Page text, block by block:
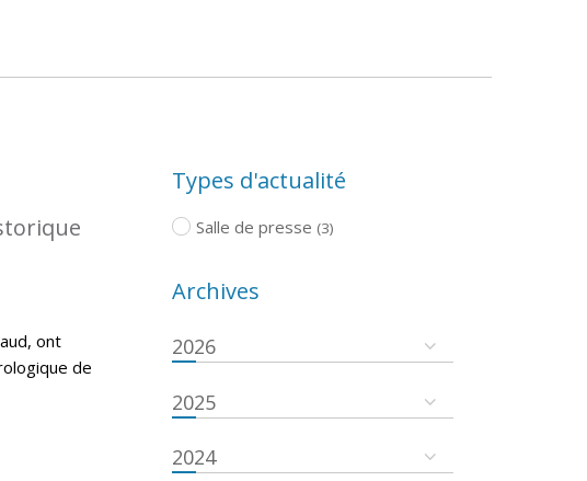
ont
de
Types d'actualité
Salle de presse (3)
Archives
2026
2025
2024